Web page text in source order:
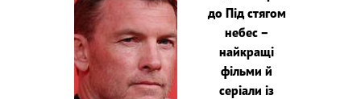
до Під стягом
небес –
найкращі
фільми й
серіали із